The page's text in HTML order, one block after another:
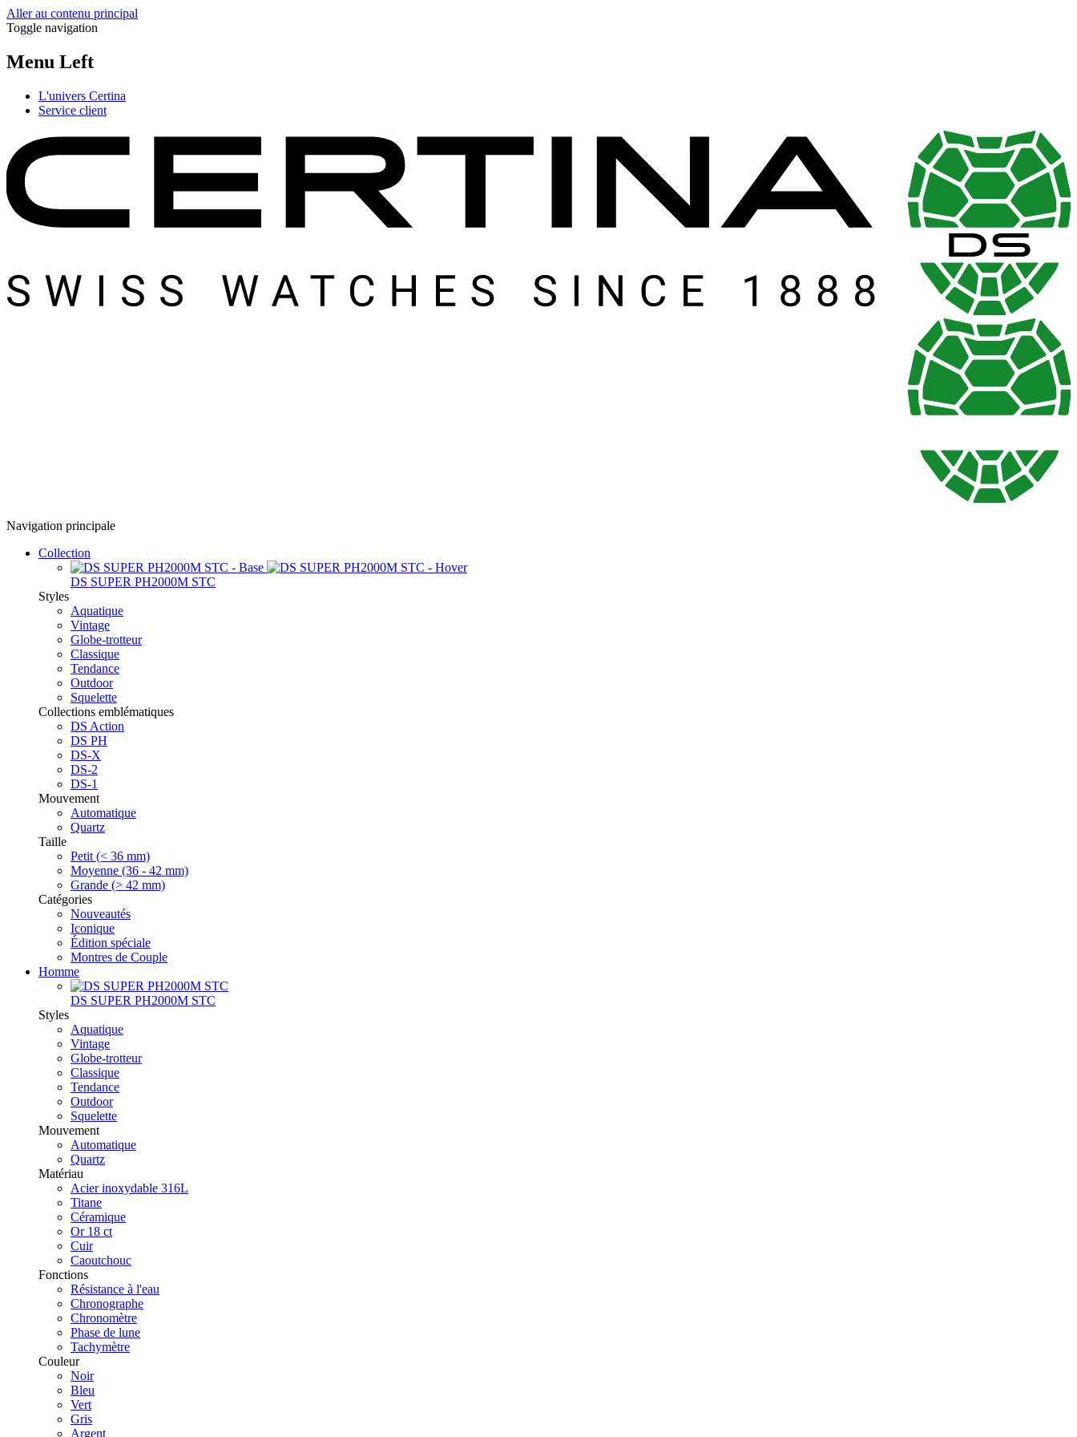
Aller au contenu principal
Toggle navigation
Menu Left
L'univers Certina
Service client
Navigation principale
Collection
DS SUPER PH2000M STC
Styles
Aquatique
Vintage
Globe-trotteur
Classique
Tendance
Outdoor
Squelette
Collections emblématiques
DS Action
DS PH
DS-X
DS-2
DS-1
Mouvement
Automatique
Quartz
Taille
Petit (< 36 mm)
Moyenne (36 - 42 mm)
Grande (> 42 mm)
Catégories
Nouveautés
Iconique
Édition spéciale
Montres de Couple
Homme
DS SUPER PH2000M STC
Styles
Aquatique
Vintage
Globe-trotteur
Classique
Tendance
Outdoor
Squelette
Mouvement
Automatique
Quartz
Matériau
Acier inoxydable 316L
Titane
Céramique
Or 18 ct
Cuir
Caoutchouc
Fonctions
Résistance à l'eau
Chronographe
Chronomètre
Phase de lune
Tachymètre
Couleur
Noir
Bleu
Vert
Gris
Argent